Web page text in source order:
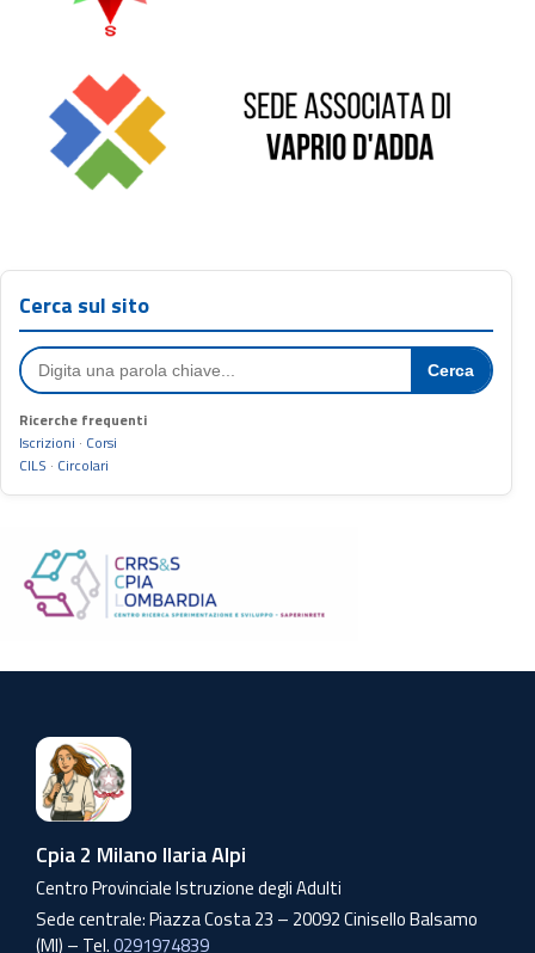
Cerca sul sito
Cerca
Ricerche frequenti
Iscrizioni · Corsi
CILS · Circolari
Cpia 2 Milano Ilaria Alpi
Centro Provinciale Istruzione degli Adulti
Sede centrale: Piazza Costa 23 – 20092 Cinisello Balsamo
(MI) – Tel.0291974839